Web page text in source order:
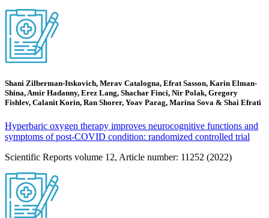
Shani Zilberman-Itskovich, Merav Catalogna, Efrat Sasson, Karin Elman-
Shina, Amir Hadanny, Erez Lang, Shachar Finci, Nir Polak, Gregory
Fishlev, Calanit Korin, Ran Shorer, Yoav Parag, Marina Sova & Shai Efrati
Hyperbaric oxygen therapy improves neurocognitive functions and
symptoms of post-COVID condition: randomized controlled trial
Scientific Reports volume 12, Article number: 11252 (2022)